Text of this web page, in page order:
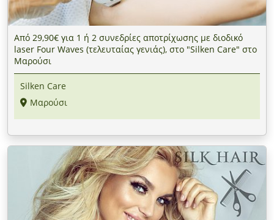
Από 29,90€ για 1 ή 2 συνεδρίες αποτρίχωσης με διοδικό
laser Four Waves (τελευταίας γενιάς), στο "Silken Care" στο
Μαρούσι
Silken Care
Μαρούσι